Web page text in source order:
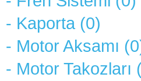
- Kaporta (0)
- Motor Aksamı
- Motor Takozları